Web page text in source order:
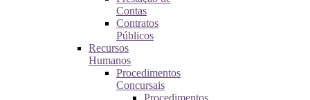
Contas
Contratos
Públicos
Recursos
Humanos
Procedimentos
Concursais
Procedimentos